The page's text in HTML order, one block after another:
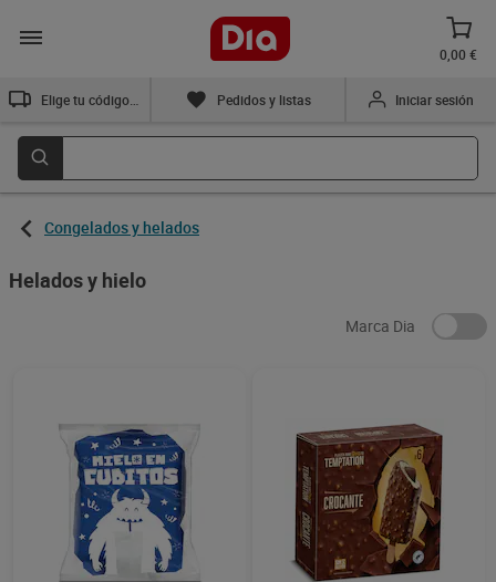
0,00 €
Pedidos y listas Iniciar sesión
Congelados y helados
Helados y hielo
Marca Dia